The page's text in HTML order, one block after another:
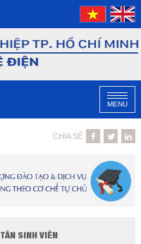
MENU
CHIA SẺ
TÂN SINH VIÊN